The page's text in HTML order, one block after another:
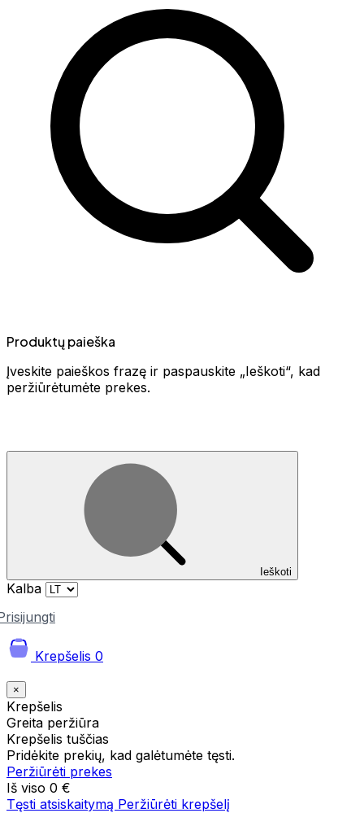
Produktų paieška
Įveskite paieškos frazę ir paspauskite „Ieškoti“, kad
peržiūrėtumėte prekes.
Ieškoti
Kalba
Krepšelis 0
×
Krepšelis
Greita peržiūra
Krepšelis tuščias
Pridėkite prekių, kad galėtumėte tęsti.
Peržiūrėti prekes
Iš viso 0 €
Tęsti atsiskaitymą Peržiūrėti krepšelį